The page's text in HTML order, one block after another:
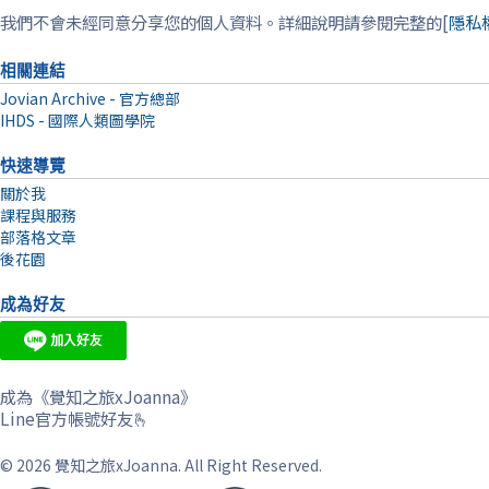
我們不會未經同意分享您的個人資料。詳細說明請參閱完整的[隱私
相關連結
Jovian Archive - 官方總部
IHDS - 國際人類圖學院
快速導覽
關於我
課程與服務
部落格文章
後花園
成為好友
成為《覺知之旅xJoanna》
Line官方帳號好友🫰
© 2026 覺知之旅xJoanna. All Right Reserved.